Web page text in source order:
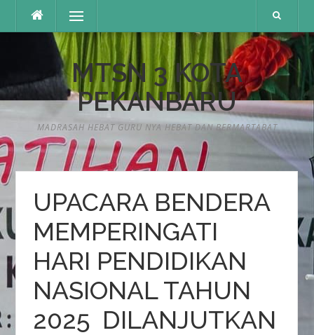
Menu
MTSN 3 KOTA
PEKANBARU
MADRASAH HEBAT GURU NYA HEBAT DAN BERMARTABAT
UPACARA BENDERA
MEMPERINGATI
HARI PENDIDIKAN
NASIONAL TAHUN
2025 DILANJUTKAN